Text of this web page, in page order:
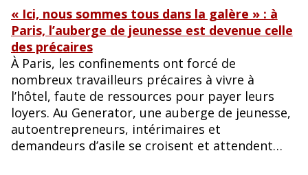
« Ici, nous sommes tous dans la galère » : à
Paris, l’auberge de jeunesse est devenue celle
des précaires
À Paris, les confinements ont forcé de
nombreux travailleurs précaires à vivre à
l’hôtel, faute de ressources pour payer leurs
loyers. Au Generator, une auberge de jeunesse,
autoentrepreneurs, intérimaires et
demandeurs d’asile se croisent et attendent…